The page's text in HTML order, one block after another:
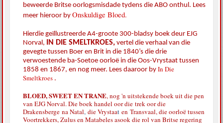
beweerde Britse oorlogsmisdade tydens die ABO onthul. Lees
meer hieroor byOnskuldige Bloed.
Hierdie geïllustreerde A4-groote 300-bladsy boek deur EJG
Norval,
IN DIE SMELTKROES, vertel die verhaal van die
gevegte tussen Boer en Brit in die 1840’s die drie
verwoestende ba-Soetoe oorloë in die Oos-Vrystaat tussen
1858 en 1867, en nog meer. Lees daaroor byIn Die
Smeltkroes .
BLOED, SWEET EN TRANE, nog 'n uitstekende boek uit die pen
van EJG Norval. Die boek handel oor dietrek oor die
Drakensbergena Natal,die Vrystaat enTransvaal, die oorloë tussen
Voortrekkers, Zulus en Matabeles asook die rol van Britse regering